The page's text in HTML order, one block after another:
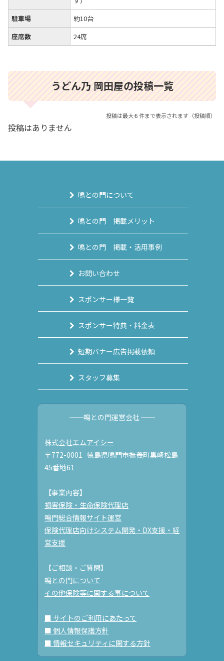
駐車場
約10台
座席数
24席
うどん乃 岡田屋の投稿一覧
投稿は最大６件まで表示されます（投稿順）
投稿はありません
鳴との門について
鳴との門 掲載メリット
鳴との門 掲載・活用事例
お問い合わせ
スポンサー様一覧
スポンサー特典・料金表
短期バナー広告掲載依頼
スタッフ募集
──鳴との門運営会社 ──
株式会社エムアイシー
〒772-0001 徳島県鳴門市撫養町黒崎松島
45番地61
【事業内容】
損害保険・生命保険代理店
鳴門総合情報サイト運営
保険代理店向けシステム開発・DX支援・経
営支援
【ご相談・ご質問】
鳴との門について
その他保険等に関する事について
■ サイトのご利用にあたって
■ 個人情報保護方針
■ 情報セキュリティに関する方針